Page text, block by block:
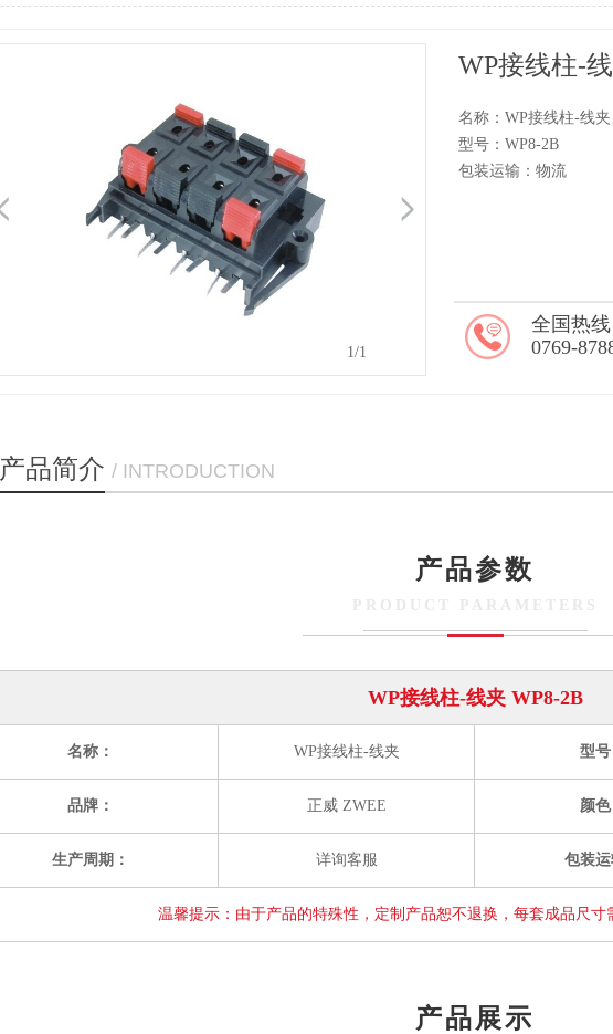
1/1
WP接线柱-
名称：WP接线柱-线夹
型号：WP8-2B
包装运输：物流
全国热线
0769-
产品简介 / INTRODUCTION
产品参数
WP接线柱-线夹 WP8-2B
名称： WP接线柱-线夹 型号
品牌： 正威 ZWEE 颜色
生产周期： 详询客服 包装运
温馨提示：由于产品的特殊性，定制产品恕不退换，每套成品尺寸
产品展示